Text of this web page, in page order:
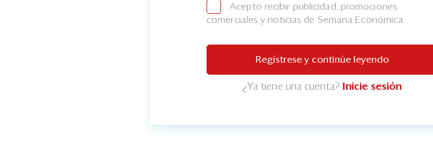
Acepto recibir publicidad, promociones
comerciales y noticias de Semana Económica
Regístrese y continúe leyendo
¿Ya tiene una cuenta? Inicie sesión